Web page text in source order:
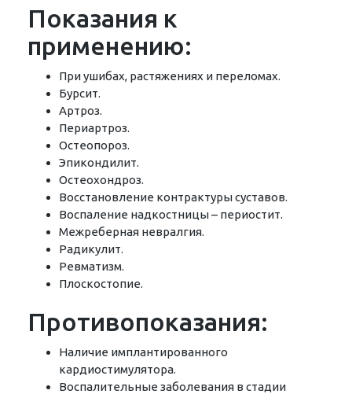
Показания к
применению:
При ушибах, растяжениях и переломах.
Бурсит.
Артроз.
Периартроз.
Остеопороз.
Эпикондилит.
Остеохондроз.
Восстановление контрактуры суставов.
Воспаление надкостницы – периостит.
Межреберная невралгия.
Радикулит.
Ревматизм.
Плоскостопие.
Противопоказания:
Наличие имплантированного
кардиостимулятора.
Воспалительные заболевания в стадии